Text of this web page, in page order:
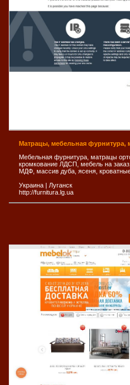
Матрацы, мебельная фурнитура,
Мебельная фурнитура, матрацы
кромкование ЛДСП, мебель на
МДФ, массив дуба, ясеня,
Украина
Луганск
http://furnitura.lg.ua